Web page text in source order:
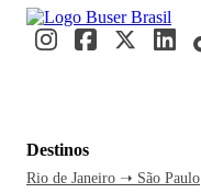
Destinos
Rio de Janeiro ➝ São Paulo